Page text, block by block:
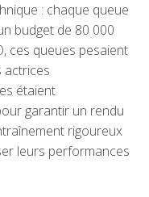
: chaque queue
budget de 80 000
ces queues pesaient
actrices
étaient
garantir un rendu
rigoureux
leurs performances